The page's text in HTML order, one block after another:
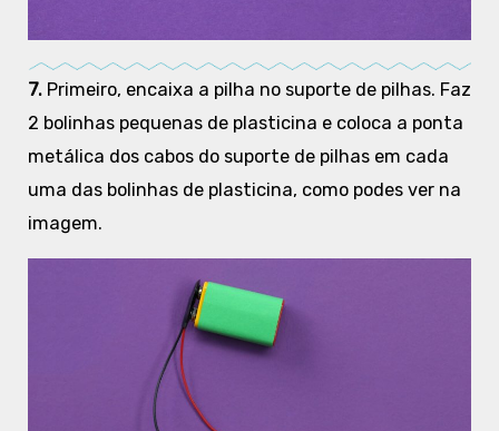
7.Primeiro, encaixa a pilha no suporte de pilhas. Faz
2 bolinhas pequenas de plasticina e coloca a ponta
metálica dos cabos do suporte de pilhas em cada
uma das bolinhas de plasticina, como podes ver na
imagem.